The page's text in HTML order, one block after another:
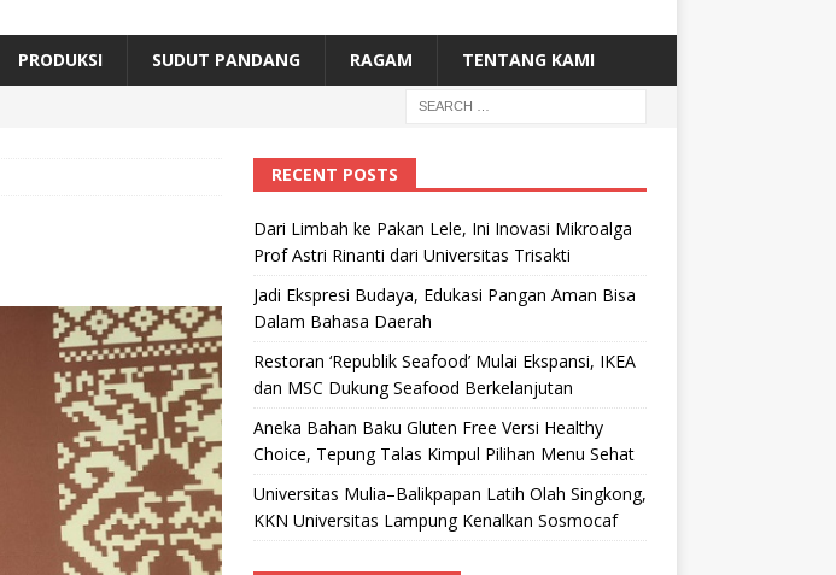
dari Universitas Trisakti
PRODUKSI SUDUT PANDANG RAGAM TENTANG KAMI
RECENT POSTS
Dari Limbah ke Pakan Lele, Ini Inovasi Mikroalga
Prof Astri Rinanti dari Universitas Trisakti
Jadi Ekspresi Budaya, Edukasi Pangan Aman Bisa
Dalam Bahasa Daerah
Restoran ‘Republik Seafood’ Mulai Ekspansi, IKEA
dan MSC Dukung Seafood Berkelanjutan
Aneka Bahan Baku Gluten Free Versi Healthy
Choice, Tepung Talas Kimpul Pilihan Menu Sehat
Universitas Mulia–Balikpapan Latih Olah Singkong,
KKN Universitas Lampung Kenalkan Sosmocaf